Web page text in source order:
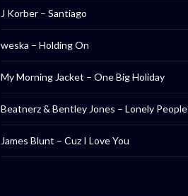
J Korber – Santiago
weska – Holding On
My Morning Jacket – One Big Holiday
Beatnerz & Bentley Jones – Lonely People
James Blunt – Cuz I Love You